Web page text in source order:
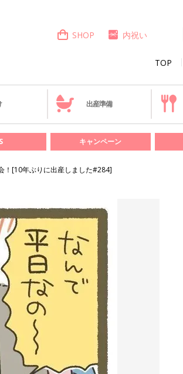
TOP
SHOP 内祝い
出産準備
キャンペーン
！[10年ぶりに出産しました#284]